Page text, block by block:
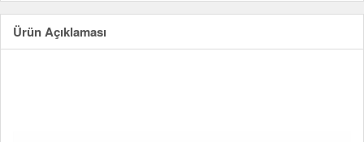
Ürün Açıklaması